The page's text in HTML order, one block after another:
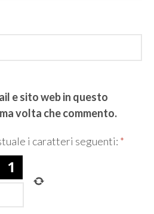
e sito web in questo
volta che commento.
i caratteri seguenti: *